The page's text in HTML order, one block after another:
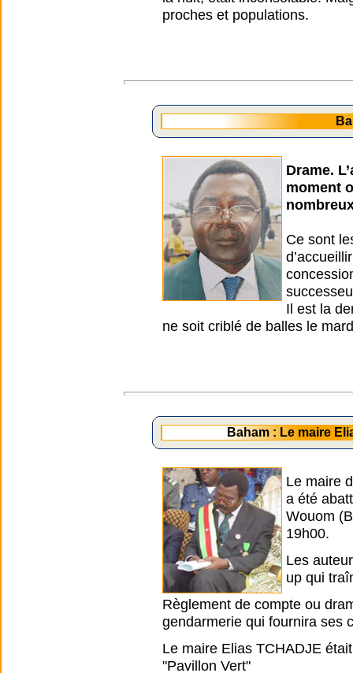
proches et populations.
Drame.
moment
Ce sont
Il est la
ne soit criblé de balles le
Baham : Le maire
Le maire
a été
Wouom
19h00.
Les
up qui
Règlement de compte ou
gendarmerie qui fournira ses
Le maire Elias TCHADJE
"Pavillon Vert"